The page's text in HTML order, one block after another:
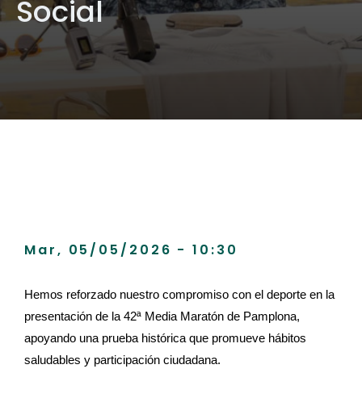
Social
Mar, 05/05/2026 - 10:30
Hemos reforzado nuestro compromiso con el deporte en la
presentación de la 42ª Media Maratón de Pamplona,
apoyando una prueba histórica que promueve hábitos
saludables y participación ciudadana.